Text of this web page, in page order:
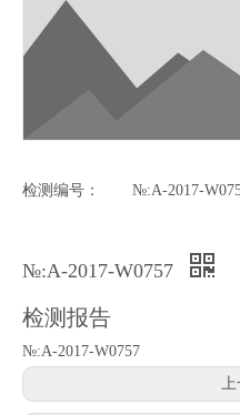
检测编号： №:A-2017-
№:A-2017-W0757
检测报告
№:A-2017-W0757
上